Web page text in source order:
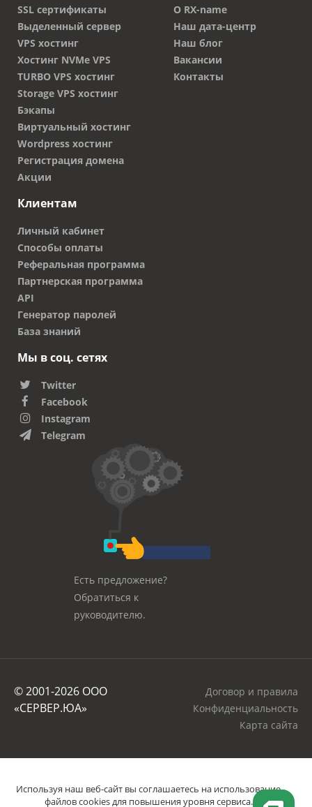
SSL сертификаты
Выделенный сервер
VPS хостинг
Хостинг NVMe VPS
TURBO VPS хостинг
Storage VPS хостинг
Бэкапы
Виртуальный хостинг
Wordpress хостинг
Регистрация домена
Акции
О RX-name
Наш дата-центр
Наш блог
Вакансии
Контакты
Клиентам
Личный кабинет
Способы оплаты
Реферальная программа
Партнерская программа
API
Генератор паролей
База знаний
Мы в соц. сетях
Twitter
Facebook
Instagram
Telegram
Есть предложение?
Обратиться к
руководителю.
© 2001-2026 OOO
«СЕРВЕР.ЮА»
Договор и правила
Конфиденциальность
Карта сайта
Используя наш веб-сайт вы соглашаетесь на использование
файлов cookies для повышения уровня сервиса.